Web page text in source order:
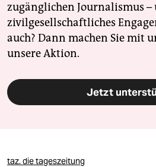
zugänglichen Journalismus –
zivilgesellschaftliches
auch? Dann machen Sie mit
unsere Aktion.
Jetzt
taz. die tageszeitung